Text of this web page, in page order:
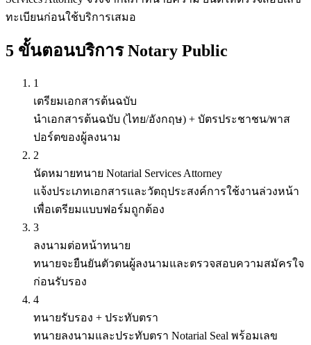
ทะเบียนก่อนใช้บริการเสมอ
5 ขั้นตอนบริการ Notary Public
1
เตรียมเอกสารต้นฉบับ
นำเอกสารต้นฉบับ (ไทย/อังกฤษ) + บัตรประชาชน/พาส
ปอร์ตของผู้ลงนาม
2
นัดหมายทนาย Notarial Services Attorney
แจ้งประเภทเอกสารและวัตถุประสงค์การใช้งานล่วงหน้า
เพื่อเตรียมแบบฟอร์มถูกต้อง
3
ลงนามต่อหน้าทนาย
ทนายจะยืนยันตัวตนผู้ลงนามและตรวจสอบความสมัครใจ
ก่อนรับรอง
4
ทนายรับรอง + ประทับตรา
ทนายลงนามและประทับตรา Notarial Seal พร้อมเลข